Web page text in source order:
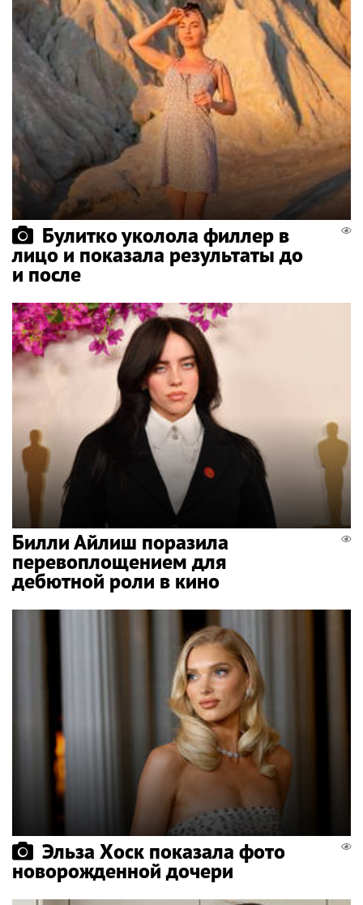
Булитко уколола филлер в
лицо и показала результаты до
и после
Билли Айлиш поразила
перевоплощением для
дебютной роли в кино
Эльза Хоск показала фото
новорожденной дочери